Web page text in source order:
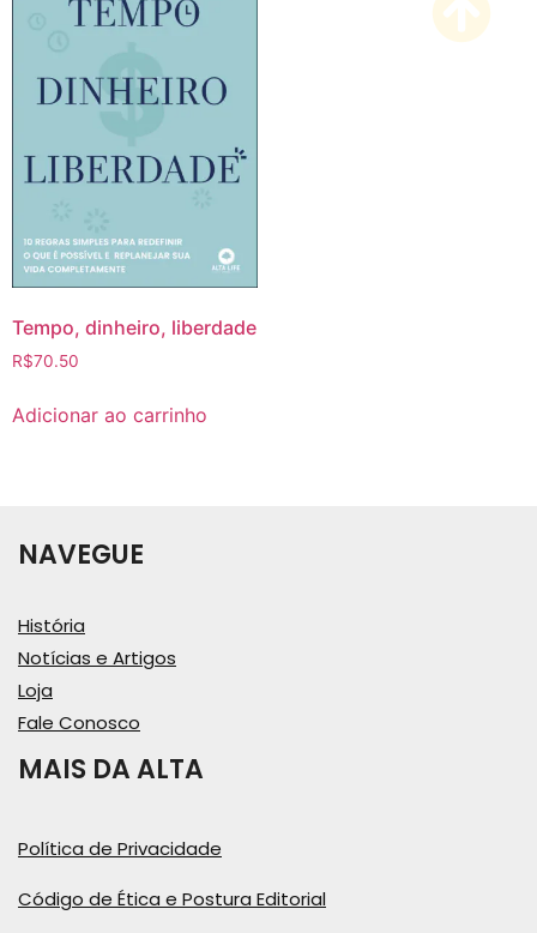
Tempo, dinheiro, liberdade
R$70.50
Adicionar ao carrinho
NAVEGUE
História
Notícias e Artigos
Loja
Fale Conosco
MAIS DA ALTA
Política de Privacidade
Código de Ética e Postura Editorial